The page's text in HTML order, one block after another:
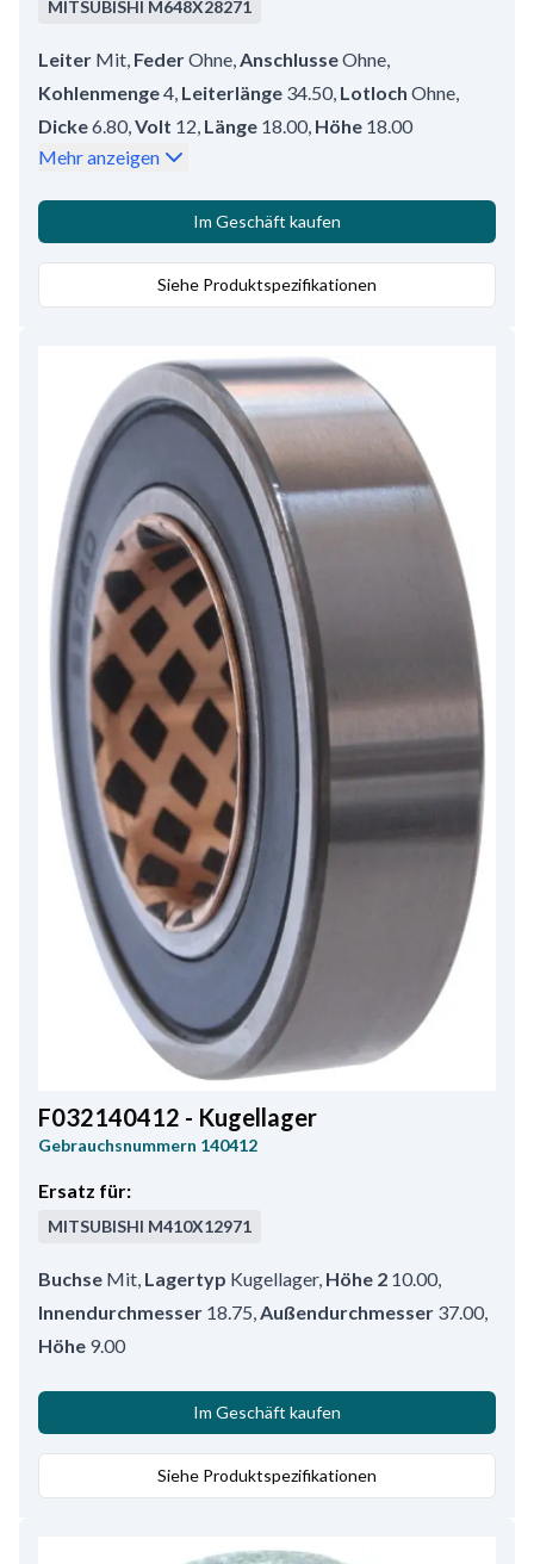
MITSUBISHI M648X28271
Leiter Mit FederOhne AnschlusseOhne
Kohlenmenge4 Leiterlänge 34.50, Lotloch Ohne
Dicke6.80, Volt 12 Länge 18.00, Höhe 18.00
Mehr anzeigen
Im Geschäft kaufen
Siehe Produktspezifikationen
F032140412 - Kugellager
Gebrauchsnummern 140412
Ersatz für:
MITSUBISHI M410X12971
Buchse Mit, Lagertyp Kugellager, Höhe 2 10.00,
Innendurchmesser 18.75,Außendurchmesser 37.00,
Höhe 9.00
Im Geschäft kaufen
Siehe Produktspezifikationen